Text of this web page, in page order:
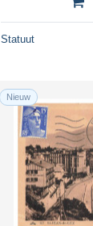
Statuut
Nieuw